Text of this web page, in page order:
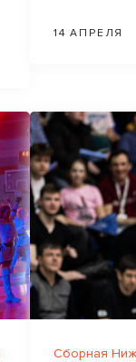
14 АПРЕЛЯ
Сборная